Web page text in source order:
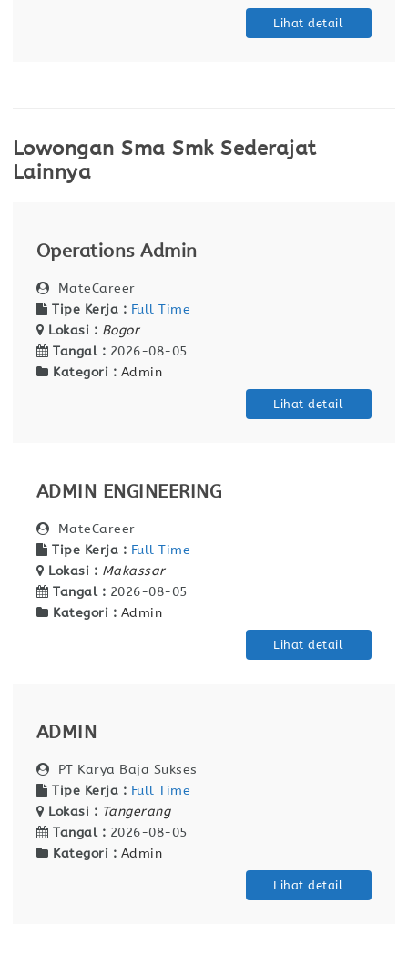
Lihat detail
Lowongan Sma Smk Sederajat
Lainnya
Operations Admin
MateCareer
Tipe Kerja : Full Time
Lokasi : Bogor
Tangal : 2026-08-05
Kategori : Admin
Lihat detail
ADMIN ENGINEERING
MateCareer
Tipe Kerja : Full Time
Lokasi : Makassar
Tangal : 2026-08-05
Kategori : Admin
Lihat detail
ADMIN
PT Karya Baja Sukses
Tipe Kerja : Full Time
Lokasi : Tangerang
Tangal : 2026-08-05
Kategori : Admin
Lihat detail